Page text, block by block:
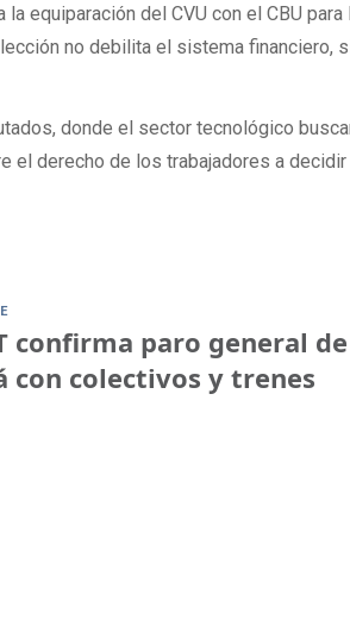
equiparación del CVU con el CBU para
no debilita el sistema financiero,
donde el sector tecnológico
el derecho de los trabajadores a decidir
confirma paro general
con colectivos y trenes